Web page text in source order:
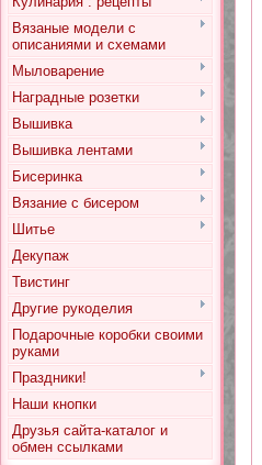
Вязаные модели с
описаниями и схемами
Мыловарение
Наградные розетки
Вышивка
Вышивка лентами
Бисеринка
Вязание с бисером
Шитье
Декупаж
Твистинг
Другие рукоделия
Подарочные коробки своими
руками
Праздники!
Наши кнопки
Друзья сайта-каталог и
обмен ссылками